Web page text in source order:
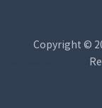
Copyright ©